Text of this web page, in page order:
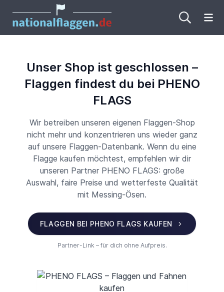
Unser Shop ist geschlossen –
Flaggen findest du bei PHENO
FLAGS
Wir betreiben unseren eigenen Flaggen-Shop
nicht mehr und konzentrieren uns wieder ganz
auf unsere Flaggen-Datenbank. Wenn du eine
Flagge kaufen möchtest, empfehlen wir dir
unseren Partner PHENO FLAGS: große
Auswahl, faire Preise und wetterfeste Qualität
mit Messing-Ösen.
FLAGGEN BEI PHENO FLAGS KAUFEN
Partner-Link – für dich ohne Aufpreis.